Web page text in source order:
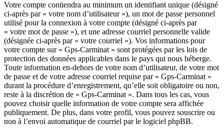
Votre compte contiendra au minimum un identifiant unique (désigné
ci-après par « votre nom d’utilisateur »), un mot de passe personnel
utilisé pour la connexion à votre compte (désigné ci-après par
« votre mot de passe »), et une adresse courriel personnelle valide
(désignée ci-après par « votre courriel »). Vos informations pour
votre compte sur « Gps-Carminat » sont protégées par les lois de
protection des données applicables dans le pays qui nous héberge.
Toute information en-dehors de votre nom d’utilisateur, de votre mot
de passe et de votre adresse courriel requise par « Gps-Carminat »
durant la procédure d’enregistrement, qu’elle soit obligatoire ou non,
reste à la discrétion de « Gps-Carminat ». Dans tous les cas, vous
pouvez choisir quelle information de votre compte sera affichée
publiquement. De plus, dans votre profil, vous pouvez souscrire ou
non à l’envoi automatique de courriel par le logiciel phpBB.